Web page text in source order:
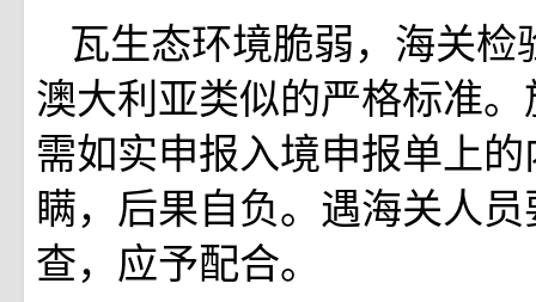
瓦生态环境脆弱，海关检
澳大利亚类似的严格标准
需如实申报入境申报单上
瞒，后果自负。遇海关人
查，应予配合。